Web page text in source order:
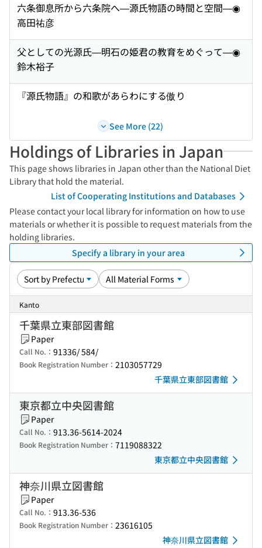
六条御息所から六条院へ—源氏物語の時間と空間—◉
高田祐彦
父としての光源氏—明石の姫君の教育をめぐって—◉
鈴木裕子
『源氏物語』の和歌があらわにする傲り
See More (22)
Holdings of Libraries in Japan
This page shows libraries in Japan other than the National Diet
Library that hold the material.
List of Cooperating Institutions and Databases
Please contact your local library for information on how to use
materials or whether it is possible to request materials from the
holding libraries.
Specify a library in your area
Kanto
千葉県立東部図書館
Paper
Call No.： 91336/ 584/
Book Registration Number： 2103057729
千葉県立東部図書館
東京都立中央図書館
Paper
Call No.： 913.36-5614-2024
Book Registration Number： 7119088322
東京都立中央図書館
神奈川県立図書館
Paper
Call No.： 913.36-536
Book Registration Number： 23616105
神奈川県立図書館